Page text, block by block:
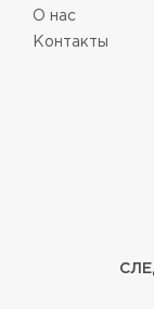
О нас
Контакты